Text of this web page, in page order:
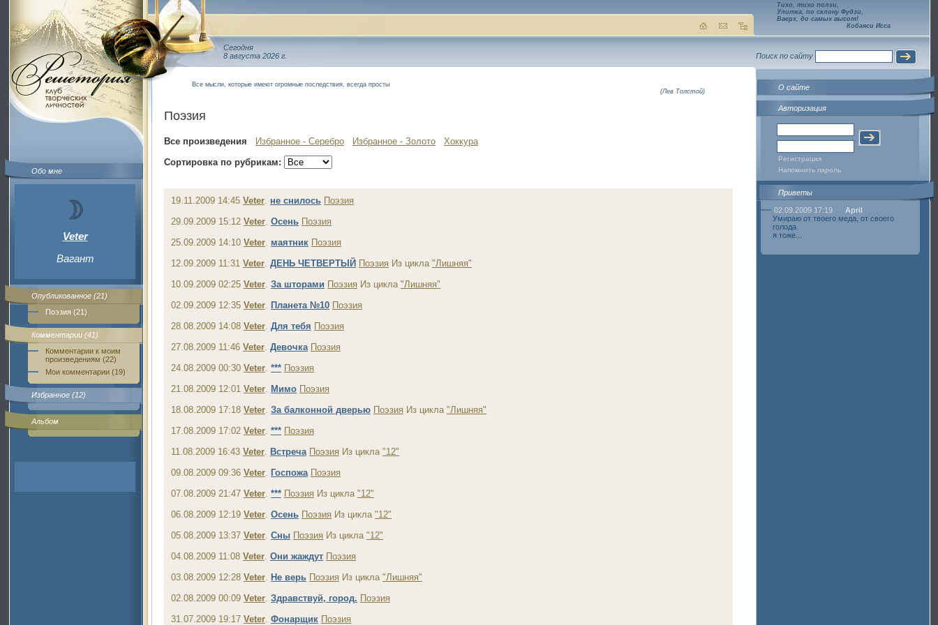
Обо мне
Veter
Вагант
Опубликованное (21)
Поэзия (21)
Комментарии (41)
Комментарии к моим
произведениям (22)
Мои комментарии (19)
Избранное (12)
Альбом
Сегодня
8 августа 2026 г.
Все мысли, которые имеют огромные последствия, всегда просты
(Лев Толстой)
Поэзия
Все произведения Избранное - Серебро Избранное - Золото
Хоккура
Сортировка по рубрикам:
19.11.2009 14:45 Veter. не снилось Поэзия
29.09.2009 15:12 Veter. Осень Поэзия
25.09.2009 14:10 Veter. маятник Поэзия
12.09.2009 11:31 Veter. ДЕНЬ ЧЕТВЕРТЫЙ Поэзия Из цикла "Лишняя"
10.09.2009 02:25 Veter. За шторами Поэзия Из цикла "Лишняя"
02.09.2009 12:35 Veter. Планета №10 Поэзия
28.08.2009 14:08 Veter. Для тебя Поэзия
27.08.2009 11:46 Veter. Девочка Поэзия
24.08.2009 00:30 Veter. *** Поэзия
21.08.2009 12:01 Veter. Мимо Поэзия
18.08.2009 17:18 Veter. За балконной дверью Поэзия Из цикла "Лишняя"
17.08.2009 17:02 Veter. *** Поэзия
11.08.2009 16:43 Veter. Встреча Поэзия Из цикла "12"
09.08.2009 09:36 Veter. Госпожа Поэзия
07.08.2009 21:47 Veter. *** Поэзия Из цикла "12"
06.08.2009 12:19 Veter. Осень Поэзия Из цикла "12"
05.08.2009 13:37 Veter. Сны Поэзия Из цикла "12"
04.08.2009 11:08 Veter. Они жаждут Поэзия
03.08.2009 12:28 Veter. Не верь Поэзия Из цикла "Лишняя"
02.08.2009 00:09 Veter. Здравствуй, город. Поэзия
31.07.2009 19:17 Veter. Фонарщик Поэзия
Тихо, тихо ползи,
Улитка, по склону Фудзи,
Вверх, до самых высот!
Кобаяси Исса
Поиск по сайту
О сайте
Авторизация
Регистрация
Напомнить пароль
Приветы
02.09.2009 17:19
April
Умираю от твоего меда, от своего
голода.
я тоже...